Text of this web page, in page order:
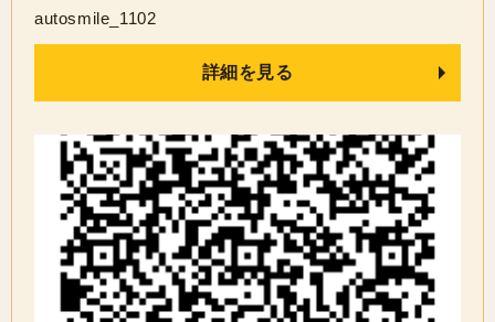
autosmile_1102
詳細を見る